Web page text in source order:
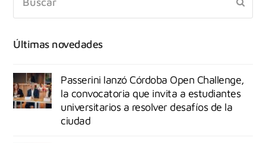
Últimas novedades
Passerini lanzó Córdoba Open Challenge,
la convocatoria que invita a estudiantes
universitarios a resolver desafíos de la
ciudad